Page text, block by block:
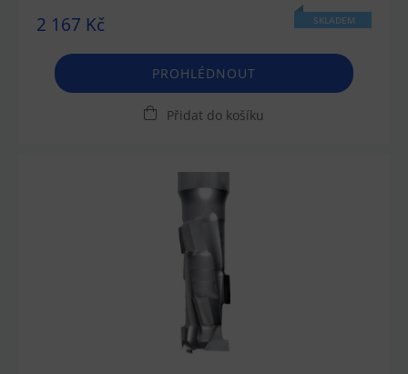
2 167 Kč SKLADEM
PROHLÉDNOUT
Přidat do košíku